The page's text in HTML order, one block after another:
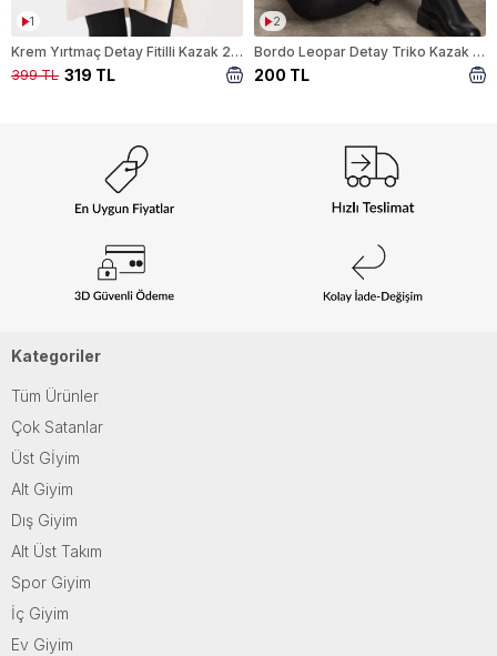
1
Krem Yırtmaç Detay Fitilli Kazak 22131
319 TL
399 TL
2
Bordo Leopar Detay Triko Kazak 24342
200 TL
Kategoriler
Tüm Ürünler
Çok Satanlar
Üst Gİyim
Alt Giyim
Dış Giyim
Alt Üst Takım
Spor Giyim
İç Giyim
Ev Giyim